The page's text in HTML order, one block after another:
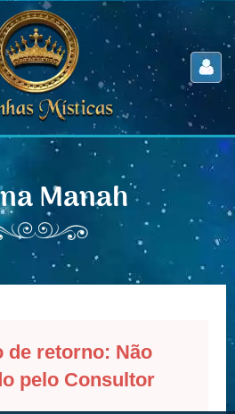
Manah
de retorno: Não
pelo Consultor